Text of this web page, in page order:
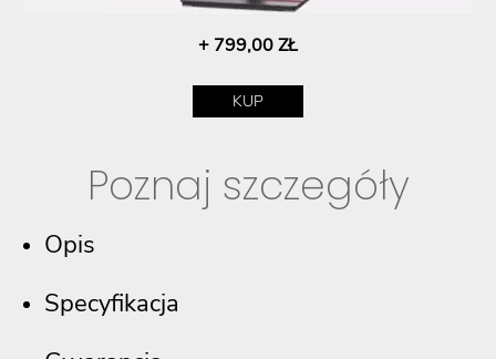
+ 799,00 ZŁ
KUP
Poznaj szczegóły
Opis
Specyfikacja